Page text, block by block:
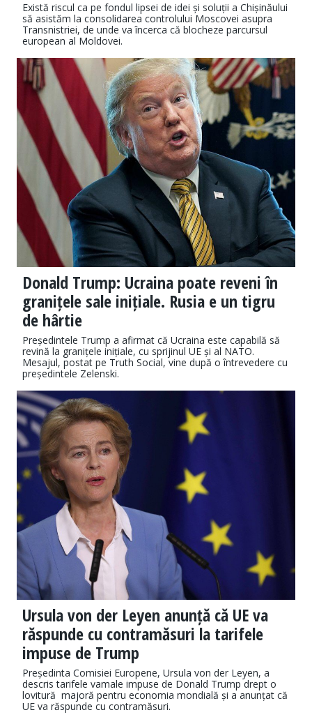
Există riscul ca pe fondul lipsei de idei și soluții a Chișinăului
să asistăm la consolidarea controlului Moscovei asupra
Transnistriei, de unde va încerca că blocheze parcursul
european al Moldovei.
Donald Trump: Ucraina poate reveni în
granițele sale inițiale. Rusia e un tigru
de hârtie
Președintele Trump a afirmat că Ucraina este capabilă să
revină la granițele inițiale, cu sprijinul UE și al NATO.
Mesajul, postat pe Truth Social, vine după o întrevedere cu
președintele Zelenski.
Ursula von der Leyen anunță că UE va
răspunde cu contramăsuri la tarifele
impuse de Trump
Președinta Comisiei Europene, Ursula von der Leyen, a
descris tarifele vamale impuse de Donald Trump drept o
lovitură majoră pentru economia mondială și a anunțat că
UE va răspunde cu contramăsuri.